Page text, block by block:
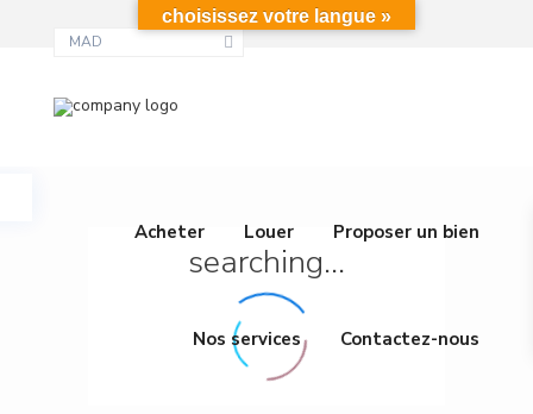
MAD
Acheter Louer Proposer un bien
Nos services Contactez-nous
searching...
choisissez votre langue »